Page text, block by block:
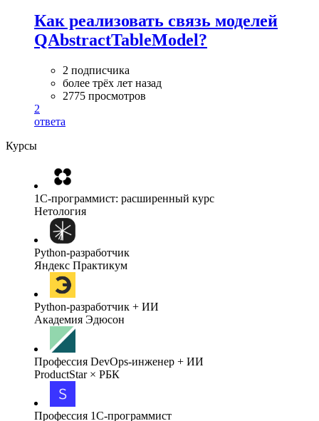
Как реализовать связь моделей
QAbstractTableModel?
2 подписчика
более трёх лет назад
2775 просмотров
2
ответа
Курсы
1C-программист: расширенный курс
Нетология
Python-разработчик
Яндекс Практикум
Python-разработчик + ИИ
Академия Эдюсон
Профессия DevOps-инженер + ИИ
ProductStar × РБК
Профессия 1С-программист